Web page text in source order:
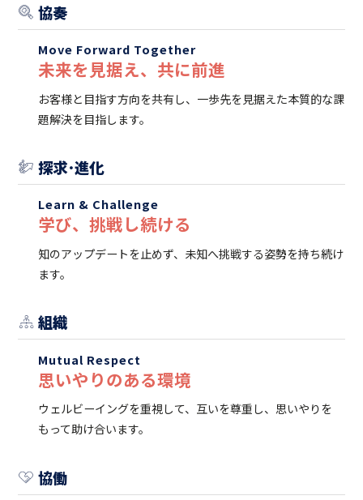
協奏
Move Forward Together
未来を⾒据え、共に前進
お客様と⽬指す⽅向を共有し、⼀歩先を⾒据えた本質的な課
題解決を⽬指します。
探求･進化
Learn & Challenge
学び、挑戦し続ける
知のアップデートを⽌めず、未知へ挑戦する姿勢を持ち続け
ます。
組織
Mutual Respect
思いやりのある環境
ウェルビーイングを重視して、互いを尊重し、思いやりを
もって助け合います。
協働